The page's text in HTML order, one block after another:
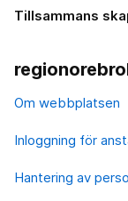
Tillsammans
Om webbplatsen
Inloggning för
Hantering av